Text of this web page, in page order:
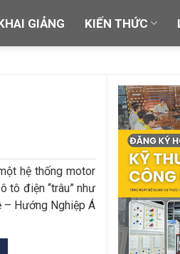
GIẢNG KIẾN THỨC
hệ thống motor
tô điện “trâu” như
– Hướng Nghiệp Á